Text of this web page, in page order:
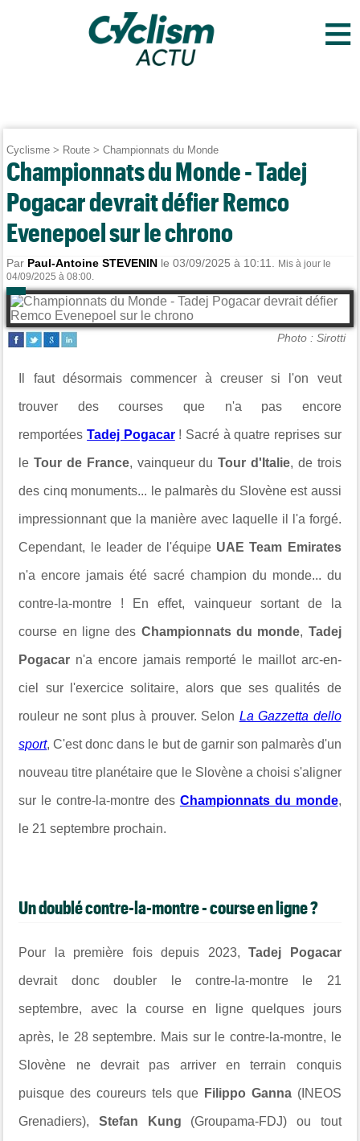
≡
Cyclisme > Route >Championnats du Monde
Championnats du Monde - Tadej
Pogacar devrait défier Remco
Evenepoel sur le chrono
Par Paul-Antoine STEVENIN le 03/09/2025 à 10:11.
Mis à jour le
04/09/2025 à 08:00.
Photo : Sirotti
Il faut désormais commencer à creuser si l'on veut
trouver des courses que n'a pas encore
remportéesTadej Pogacar ! Sacré à quatre reprises sur
leTour de France, vainqueur duTour d'Italie, de trois
des cinq monuments... le palmarès du Slovène est aussi
impressionnant que la manière avec laquelle il l'a forgé.
Cependant, le leader de l'équipe UAE Team Emirates
n'a encore jamais été sacré champion du monde... du
contre-la-montre ! En effet, vainqueur sortant de la
course en ligne des Championnats du monde, Tadej
Pogacar n'a encore jamais remporté le maillot arc-en-
ciel sur l'exercice solitaire, alors que ses qualités de
rouleur ne sont plus à prouver. Selon La Gazzetta dello
sport, C'est donc dans le but de garnir son palmarès d'un
nouveau titre planétaire que le Slovène a choisi s'aligner
sur le contre-la-montre des Championnats du monde,
le 21 septembre prochain.
Un doublé contre-la-montre - course en ligne ?
Pour la première fois depuis 2023,Tadej Pogacar
devrait donc doubler le contre-la-montre le 21
septembre, avec la course en ligne quelques jours
après, le 28 septembre. Mais sur le contre-la-montre, le
Slovène ne devrait pas arriver en terrain conquis
puisque des coureurs tels que Filippo Ganna (INEOS
Grenadiers),Stefan Kung (Groupama-FDJ) ou tout